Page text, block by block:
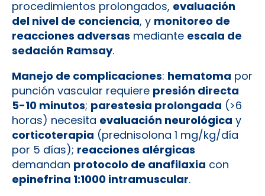
procedimientos prolongados, evaluación
del nivel de conciencia, y monitoreo de
reacciones adversas mediante escala de
sedación Ramsay.
Manejo de complicaciones: hematoma por
punción vascular requiere presión directa
5-10 minutos; parestesia prolongada (>6
horas) necesita evaluación neurológica y
corticoterapia (prednisolona 1 mg/kg/día
por 5 días); reacciones alérgicas
demandan protocolo de anafilaxia con
epinefrina 1:1000 intramuscular.